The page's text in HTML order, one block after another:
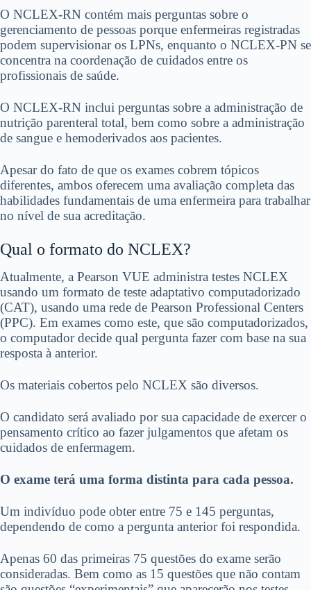
O NCLEX-RN contém mais perguntas sobre o
gerenciamento de pessoas porque enfermeiras registradas
podem supervisionar os LPNs, enquanto o NCLEX-PN se
concentra na coordenação de cuidados entre os
profissionais de saúde.
O NCLEX-RN inclui perguntas sobre a administração de
nutrição parenteral total, bem como sobre a administração
de sangue e hemoderivados aos pacientes.
Apesar do fato de que os exames cobrem tópicos
diferentes, ambos oferecem uma avaliação completa das
habilidades fundamentais de uma enfermeira para trabalhar
no nível de sua acreditação.
Qual o formato do NCLEX?
Atualmente, a Pearson VUE administra testes NCLEX
usando um formato de teste adaptativo computadorizado
(CAT), usando uma rede de Pearson Professional Centers
(PPC). Em exames como este, que são computadorizados,
o computador decide qual pergunta fazer com base na sua
resposta à anterior.
Os materiais cobertos pelo NCLEX são diversos.
O candidato será avaliado por sua capacidade de exercer o
pensamento crítico ao fazer julgamentos que afetam os
cuidados de enfermagem.
O exame terá uma forma distinta para cada pessoa.
Um indivíduo pode obter entre 75 e 145 perguntas,
dependendo de como a pergunta anterior foi respondida.
Apenas 60 das primeiras 75 questões do exame serão
consideradas. Bem como as 15 questões que não contam